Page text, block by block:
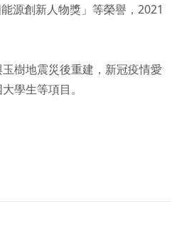
源創新人物獎」等榮譽，2021
樹地震災後重建，新冠疫情愛
學生等項目。